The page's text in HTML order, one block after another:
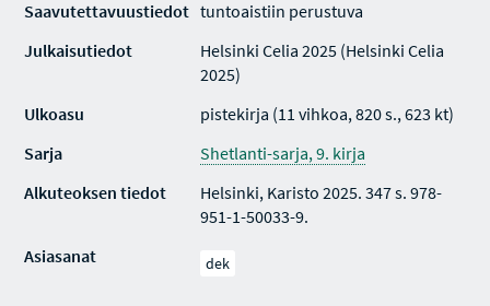
Saavutettavuustiedot tuntoaistiin perustuva
Julkaisutiedot
Helsinki Celia 2025 (Helsinki Celia
2025)
Ulkoasu
pistekirja (11 vihkoa, 820 s., 623 kt)
Sarja
Shetlanti-sarja, 9. kirja
Alkuteoksen tiedot
Helsinki, Karisto 2025. 347 s. 978-
951-1-50033-9.
Asiasanat
dek